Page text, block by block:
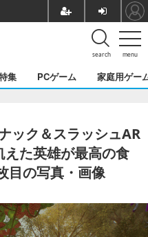
menu
search
集 PCゲーム 家庭用ゲー
ック＆スラッシュAR
た英雄が最高の食
目の写真・画像